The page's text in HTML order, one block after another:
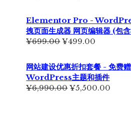
¥7,999.00。
价
格
为：
Elementor Pro -
拽页面生成器 网页编辑器 (包
¥699.00原
为：
¥699.00。
¥499.00
价
格
为：
¥499.00。
网站建设优惠折扣套餐 - 免费
WordPress主题和插件
¥6,990.00原
¥5,500.00